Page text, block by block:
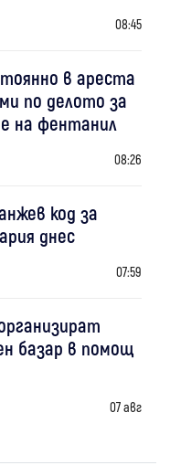
08:45
в ареста
по делото за
на фентанил
08:26
код за
днес
07:59
базар в помощ
07 авг